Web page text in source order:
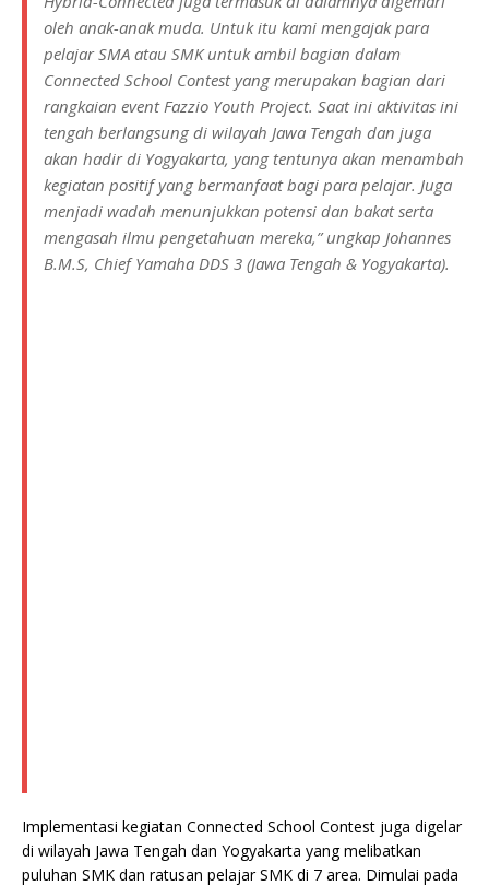
oleh anak-anak muda. Untuk itu kami mengajak para
pelajar SMA atau SMK untuk ambil bagian dalam
Connected School Contest yang merupakan bagian dari
rangkaian event Fazzio Youth Project. Saat ini aktivitas ini
tengah berlangsung di wilayah Jawa Tengah dan juga
akan hadir di Yogyakarta, yang tentunya akan menambah
kegiatan positif yang bermanfaat bagi para pelajar. Juga
menjadi wadah menunjukkan potensi dan bakat serta
mengasah ilmu pengetahuan mereka,” ungkap Johannes
B.M.S, Chief Yamaha DDS 3 (Jawa Tengah & Yogyakarta).
Implementasi kegiatan Connected School Contest juga digelar
di wilayah Jawa Tengah dan Yogyakarta yang melibatkan
puluhan SMK dan ratusan pelajar SMK di 7 area. Dimulai pada